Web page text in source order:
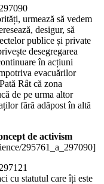
urmează să vedem
desigur, să
publice și private
desegregarea
în acțiuni
evacuărilor
Rât că zona
de pe urma altor
fără adăpost în altă
de activism
295761_a_297090]
cu statutul care îți este